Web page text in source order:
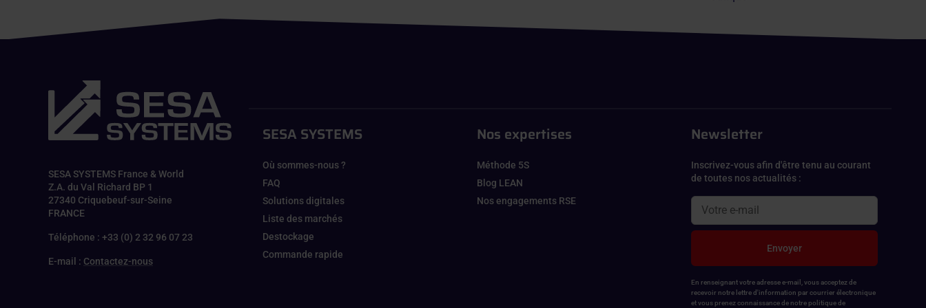
SESA SYSTEMS France & World
Z.A. du Val Richard BP 1
27340 Criquebeuf-sur-Seine
FRANCE
Téléphone : +33 (0) 2 32 96 07 23
E-mail : Contactez-nous
SESA SYSTEMS
Où sommes-nous ?
FAQ
Solutions digitales
Liste des marchés
Destockage
Commande rapide
Nos expertises
Méthode 5S
Blog LEAN
Nos engagements RSE
Newsletter
Inscrivez-vous afin d'être tenu au courant
de toutes nos actualités :
Envoyer
En renseignant votre adresse e-mail, vous acceptez de
recevoir notre lettre d'information par courrier électronique
et vous prenez connaissance de notre politique de